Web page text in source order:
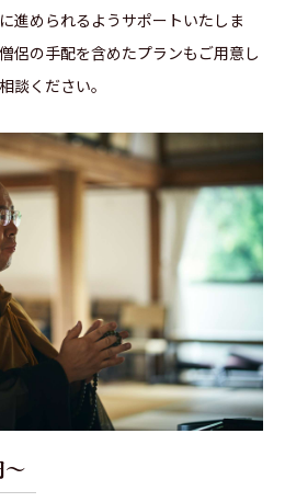
進められるようサポートいたしま
侶の手配を含めたプランもご用意し
談ください。